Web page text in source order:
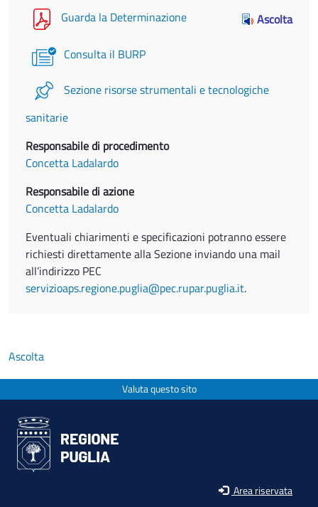
Guarda la Determinazione Ascolta
Consulta il BURP
Sezione risorse strumentali e tecnologiche
sanitarie
Responsabile di procedimento
Concetta Ladalardo
Responsabile di azione
Concetta Ladalardo
Eventuali chiarimenti e specificazioni potranno essere
richiesti direttamente alla Sezione inviando una mail
all’indirizzo PEC
servizioaps.regione.puglia@pec.rupar.puglia.it.
Ascolta
Valuta questo sito
Area riservata